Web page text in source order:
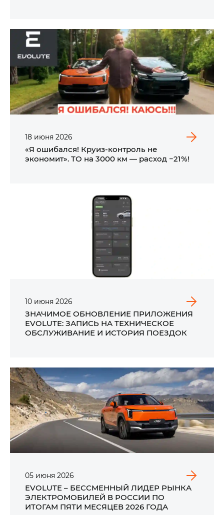
18 июня 2026
«Я ошибался! Круиз-контроль не
экономит». ТО на 3000 км — расход −21%!
10 июня 2026
ЗНАЧИМОЕ ОБНОВЛЕНИЕ ПРИЛОЖЕНИЯ
EVOLUTE: ЗАПИСЬ НА ТЕХНИЧЕСКОЕ
ОБСЛУЖИВАНИЕ И ИСТОРИЯ ПОЕЗДОК
05 июня 2026
EVOLUTE – БЕССМЕННЫЙ ЛИДЕР РЫНКА
ЭЛЕКТРОМОБИЛЕЙ В РОССИИ ПО
ИТОГАМ ПЯТИ МЕСЯЦЕВ 2026 ГОДА